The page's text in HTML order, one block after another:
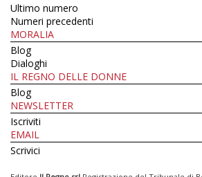
Ultimo numero
Numeri precedenti
MORALIA
Blog
Dialoghi
IL REGNO DELLE DONNE
Blog
NEWSLETTER
Iscriviti
EMAIL
Scrivici